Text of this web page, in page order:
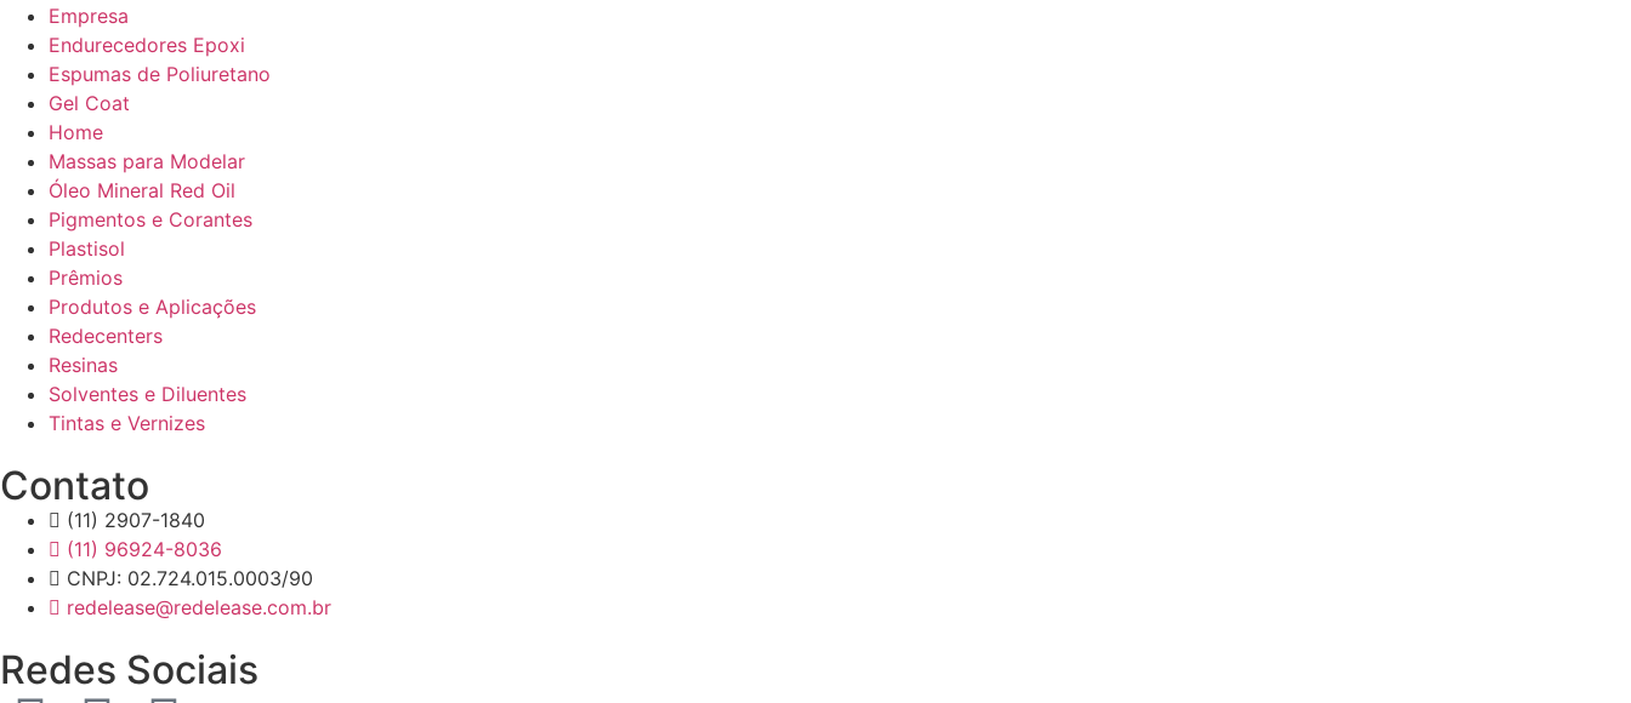
Empresa
Endurecedores Epoxi
Espumas de Poliuretano
Gel Coat
Home
Massas para Modelar
Óleo Mineral Red Oil
Pigmentos e Corantes
Plastisol
Prêmios
Produtos e Aplicações
Redecenters
Resinas
Solventes e Diluentes
Tintas e Vernizes
Contato
(11) 2907-1840
(11) 96924-8036
CNPJ: 02.724.015.0003/90
redelease@redelease.com.br
Redes Sociais